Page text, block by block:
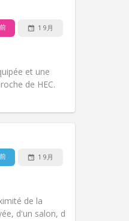
1 9月
et une
de HEC.
1 9月
de la
d'un salon, d